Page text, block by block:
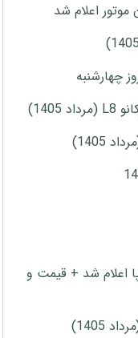
3 محصول سایپا اعلام شد + قیمت و